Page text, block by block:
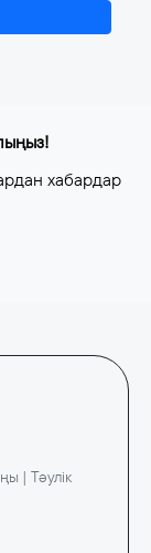
хабардар
| Тәулік